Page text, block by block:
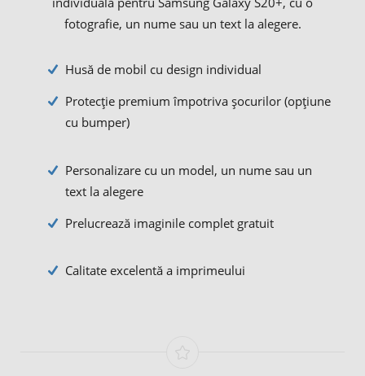
fotografie, un nume sau un text la alegere.
Husă de mobil cu design individual
Protecție premium împotriva șocurilor (opțiune
cu bumper)
Personalizare cu un model, un nume sau un
text la alegere
Prelucrează imaginile complet gratuit
Calitate excelentă a imprimeului